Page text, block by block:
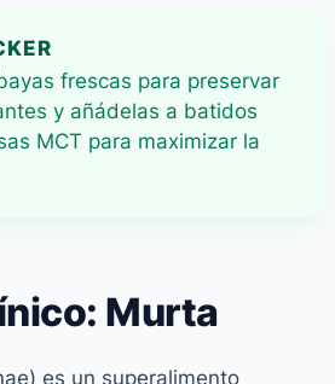
frescas para preservar
y añádelas a batidos
MCT para maximizar la
Murta
) es un superalimento